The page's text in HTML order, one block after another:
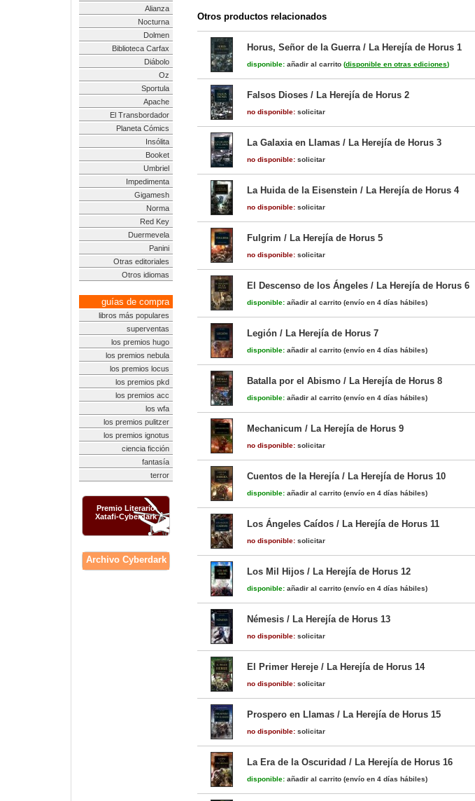
Alianza
Nocturna
Dolmen
Biblioteca Carfax
Diábolo
Oz
Sportula
Apache
El Transbordador
Planeta Cómics
Insólita
Booket
Umbriel
Impedimenta
Gigamesh
Norma
Red Key
Duermevela
Panini
Otras editoriales
Otros idiomas
guías de compra
libros más populares
superventas
los premios hugo
los premios nebula
los premios locus
los premios pkd
los premios acc
los wfa
los premios pulitzer
los premios ignotus
ciencia ficción
fantasía
terror
Premio Literario
Xatafi-Cyberdark
Archivo Cyberdark
Otros productos relacionados
Horus, Señor de la Guerra / La Herejía de Horus 1
disponible: añadir al carrito (disponible en otras ediciones)
Falsos Dioses / La Herejía de Horus 2
no disponible: solicitar
La Galaxia en Llamas / La Herejía de Horus 3
no disponible: solicitar
La Huida de la Eisenstein / La Herejía de Horus 4
no disponible: solicitar
Fulgrim / La Herejía de Horus 5
no disponible: solicitar
El Descenso de los Ángeles / La Herejía de Horus 6
disponible: añadir al carrito (envío en 4 días hábiles)
Legión / La Herejía de Horus 7
disponible: añadir al carrito (envío en 4 días hábiles)
Batalla por el Abismo / La Herejía de Horus 8
disponible: añadir al carrito (envío en 4 días hábiles)
Mechanicum / La Herejía de Horus 9
no disponible: solicitar
Cuentos de la Herejía / La Herejía de Horus 10
disponible: añadir al carrito (envío en 4 días hábiles)
Los Ángeles Caídos / La Herejía de Horus 11
no disponible: solicitar
Los Mil Hijos / La Herejía de Horus 12
disponible: añadir al carrito (envío en 4 días hábiles)
Némesis / La Herejía de Horus 13
no disponible: solicitar
El Primer Hereje / La Herejía de Horus 14
no disponible: solicitar
Prospero en Llamas / La Herejía de Horus 15
no disponible: solicitar
La Era de la Oscuridad / La Herejía de Horus 16
disponible: añadir al carrito (envío en 4 días hábiles)